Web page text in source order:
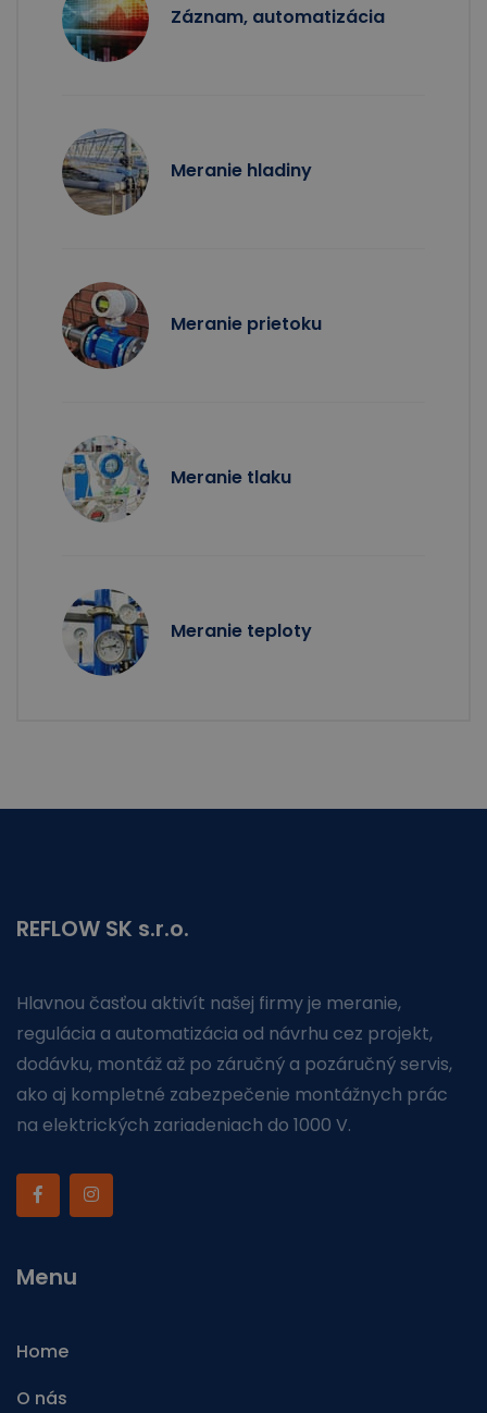
Záznam, automatizácia
Meranie hladiny
Meranie prietoku
Meranie tlaku
Meranie teploty
REFLOW SK s.r.o.
Hlavnou časťou aktivít našej firmy je meranie,
regulácia a automatizácia od návrhu cez projekt,
dodávku, montáž až po záručný a pozáručný servis,
ako aj kompletné zabezpečenie montážnych prác
na elektrických zariadeniach do 1000 V.
Menu
Home
O nás